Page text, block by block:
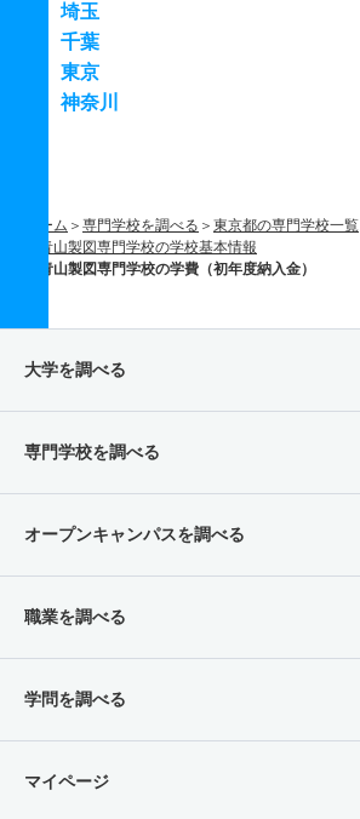
埼玉
千葉
東京
神奈川
ホーム 専門学校を調べる
東京都の専門学校一覧
青山製図専門学校の学校基本情報
青山製図専門学校の学費（初年度納入金）
大学を調べる
専門学校を調べる
オープンキャンパスを調べる
職業を調べる
学問を調べる
マイページ